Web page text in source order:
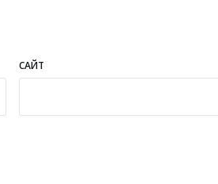
САЙТ